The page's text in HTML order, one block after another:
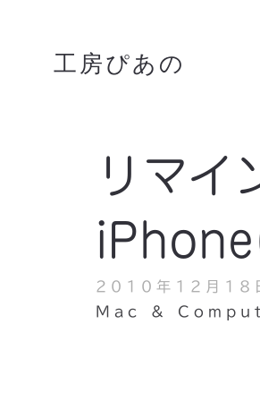
工房ぴあの
リマイ
iPhone
2010年12月18
Mac &